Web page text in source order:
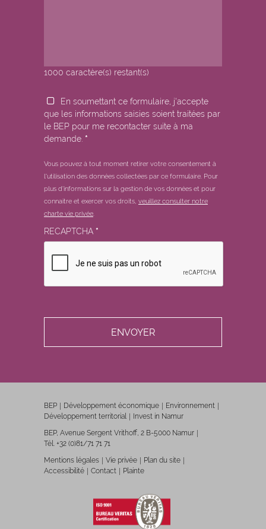
1000 caractère(s) restant(s)
En soumettant ce formulaire, j'accepte
que les informations saisies soient traitées par
le BEP pour me recontacter suite à ma
demande. *
Vous pouvez à tout moment retirer votre consentement à
l'utilisation des données collectées par ce formulaire. Pour
plus d'informations sur la gestion de vos données et pour
connaitre et exercer vos droits, veuillez consulter notre
charte vie privée.
RECAPTCHA *
BEP Développement économique
Environnement
Développement territorial
Invest in Namur
BEP, Avenue Sergent Vrithoff, 2 B-5000 Namur
Tél. +32 (0)81/71 71 71
Mentions légales
Vie privée
Plan du site
Accessibilité
Contact Plainte